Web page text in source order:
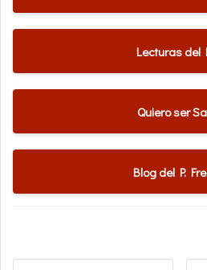
Lecturas del
Quiero ser
Blog del P.